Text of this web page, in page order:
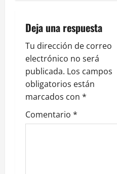
i
ó
n
d
e
Deja una respuesta
Tu dirección de correo
electrónico no será
publicada. Los campos
obligatorios están
marcados con *
Comentario *